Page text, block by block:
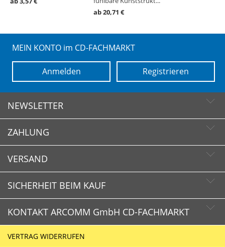
ab 20,71 €
MEIN KONTO im CD-FACHMARKT
Registrieren
Anmelden
NEWSLETTER
Newsletter abonnieren
Newsletter abbestellen
ZAHLUNG
VERSAND
SICHERHEIT BEIM KAUF
CD-FACHMARKT.de
KONTAKT ARCOMM GmbH CD-FACHMARKT
VERTRAG WIDERRUFEN